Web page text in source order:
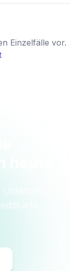
Einzelfälle vor.
heute